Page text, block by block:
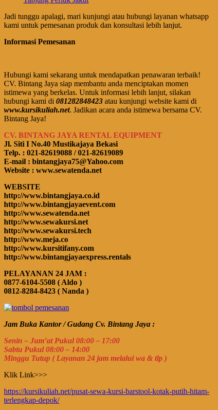
Jadi tunggu apalagi, mari kunjungi atau hubungi layanan whatsapp
kami untuk pemesanan produk dan konsultasi lebih lanjut.
Informasi Pemesanan
Hubungi kami sekarang untuk mendapatkan penawaran terbaik!
CV. Bintang Jaya siap membantu anda menciptakan momen
istimewa yang berkelas. Untuk informasi lebih lanjut, silakan
hubungi kami di 081282848423 atau kunjungi website kami di
www.kursikuliah.net. Jadikan acara anda istimewa bersama CV.
Bintang Jaya!
CV. BINTANG JAYA RENTAL EQUIPMENT
Jl. Siti I No.40 Mustikajaya Bekasi
Telp. : 021-82619088 / 021-82619089
E-mail : bintangjaya75@Yahoo.com
Website : www.sewatenda.net
WEBSITE
http://www.bintangjaya.co.id
http://www.bintangjayaevent.com
http://www.sewatenda.net
http://www.sewakursi.net
http://www.sewakursi.tech
http://www.meja.co
http://www.kursitifany.com
http://www.bintangjayaexpress.rentals
PELAYANAN 24 JAM :
0877-6104-5508 ( Aldo )
0812-8284-8423 ( Nanda )
Jam Buka Kantor / Gudang Cv. Bintang Jaya :
Senin – Jum’at Pukul 08:00 – 17:00
Sabtu Pukul 08:00 – 14:00
Minggu Tutup ( Layanan 24 jam melalui wa & tlp )
Klik Link>>>
https://kursikuliah.net/pusat-sewa-kursi-barstool-kotak-putih-hitam-
terlengkap-depok/